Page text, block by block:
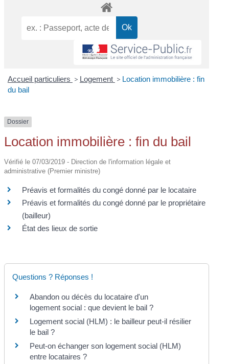
Accueil particuliers > Logement > Location immobilière : fin
du bail
Dossier
Location immobilière : fin du bail
Vérifié le 07/03/2019 - Direction de l'information légale et
administrative (Premier ministre)
Préavis et formalités du congé donné par le locataire
Préavis et formalités du congé donné par le propriétaire
(bailleur)
État des lieux de sortie
Questions ? Réponses !
Abandon ou décès du locataire d'un
logement social : que devient le bail ?
Logement social (HLM) : le bailleur peut-il résilier
le bail ?
Peut-on échanger son logement social (HLM)
entre locataires ?